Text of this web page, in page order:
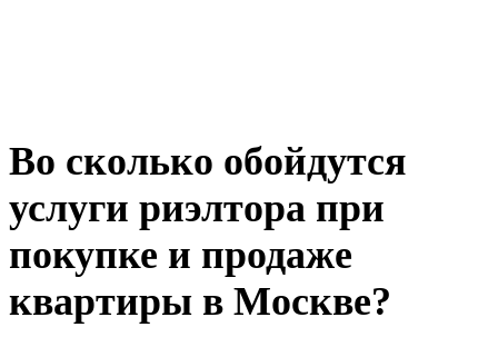
Во сколько обойдутся
услуги риэлтора при
покупке и продаже
квартиры в Москве?